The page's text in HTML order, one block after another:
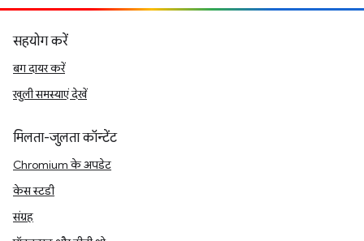
सहयोग करें
बग दायर करें
खुली समस्याएं देखें
मिलता-जुलता कॉन्टेंट
Chromium के अपडेट
केस स्टडी
संग्रह